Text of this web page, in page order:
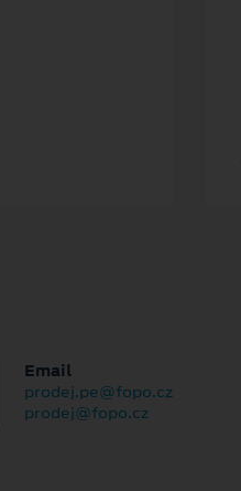
Email
prodej.pe@fopo.cz
prodej@fopo.cz